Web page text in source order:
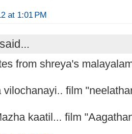
at 1:01 PM
said...
from shreya's
vilochanayi.. film
kaatil... film